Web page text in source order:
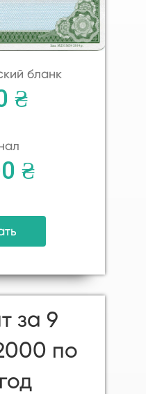
бланк
₴
₴
за 9
по